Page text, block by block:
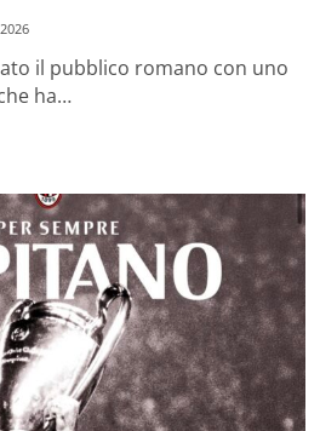
il pubblico romano con uno
ha…